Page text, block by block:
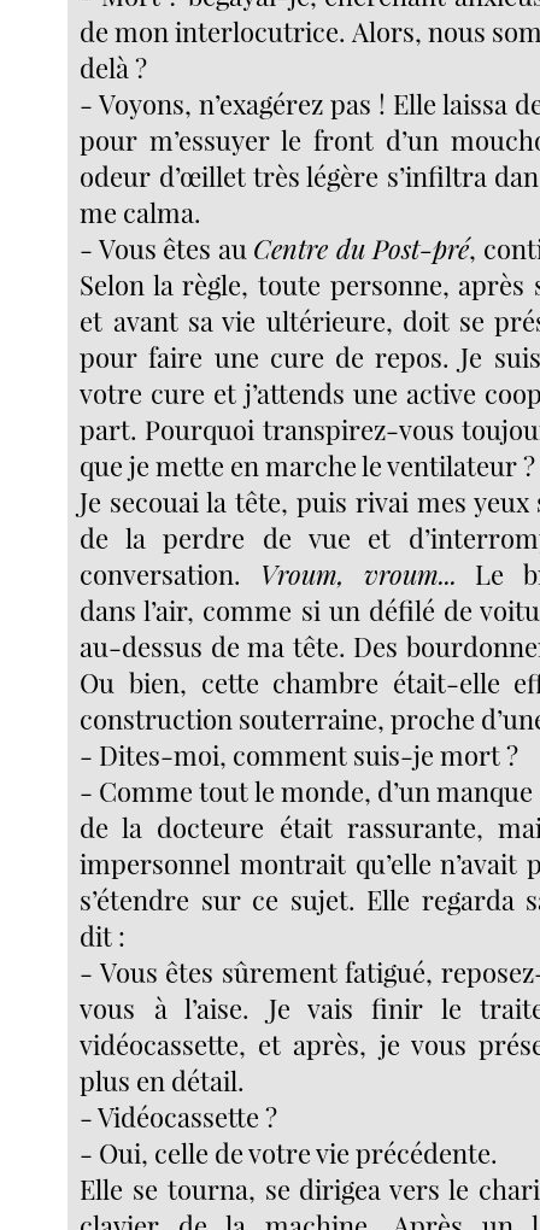
de mon interlocutrice. Alors, nous
delà ?
- Voyons, n’exagérez pas ! Elle laissa
pour m’essuyer le front d’un
odeur d’œillet très légère s’infiltra
me calma.
- Vous êtes au Centre du Post-pré,
Selon la règle, toute personne, après
et avant sa vie ultérieure, doit se
pour faire une cure de repos. Je
votre cure et j’attends une active
part. Pourquoi transpirez-vous
que je mette en marche le ventilateur ?
Je secouai la tête, puis rivai mes
de la perdre de vue et
conversation. Vroum, vroum... Le
dans l’air, comme si un défilé de
au-dessus de ma tête. Des
Ou bien, cette chambre était-elle
construction souterraine, proche
- Dites-moi, comment suis-je mort ?
- Comme tout le monde, d’un manque
de la docteure était rassurante,
impersonnel montrait qu’elle n’avait
s’étendre sur ce sujet. Elle regarda
dit :
- Vous êtes sûrement fatigué,
vous à l’aise. Je vais finir le
vidéocassette, et après, je vous
plus en détail.
- Vidéocassette ?
- Oui, celle de votre vie précédente.
Elle se tourna, se dirigea vers le